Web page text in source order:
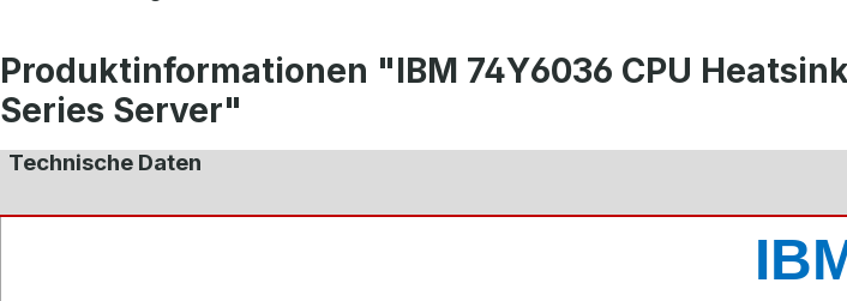
Produktinformationen "IBM 74Y6036 CPU
Series Server"
Technische Daten